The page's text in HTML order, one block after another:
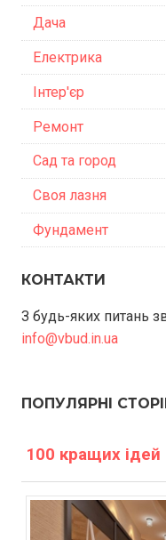
Дача
Електрика
Інтер'єр
Ремонт
Сад та город
Своя лазня
Фундамент
КОНТАКТИ
З будь-яких питань
info@vbud.in.ua
ПОПУЛЯРНІ
100 кращих ідей